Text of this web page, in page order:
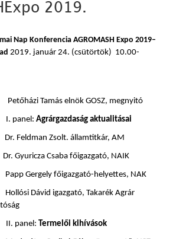
2019.
Nap Konferencia AGROMASH Expo 2019–
2019. január 24. (csütörtök) 10.00-
Petőházi Tamás elnök GOSZ, megnyitó
I. panel:Agrárgazdaság aktualitásai
Dr. Feldman Zsolt. államtitkár, AM
Dr. Gyuricza Csaba főigazgató, NAIK
Papp Gergely főigazgató-helyettes, NAK
Hollósi Dávid igazgató, Takarék Agrár
II. panel: Termelői kihívások